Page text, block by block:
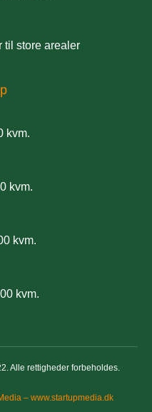
store arealer
kvm.
kvm.
kvm.
kvm.
Alle rettigheder forbeholdes.
– www.startupmedia.dk